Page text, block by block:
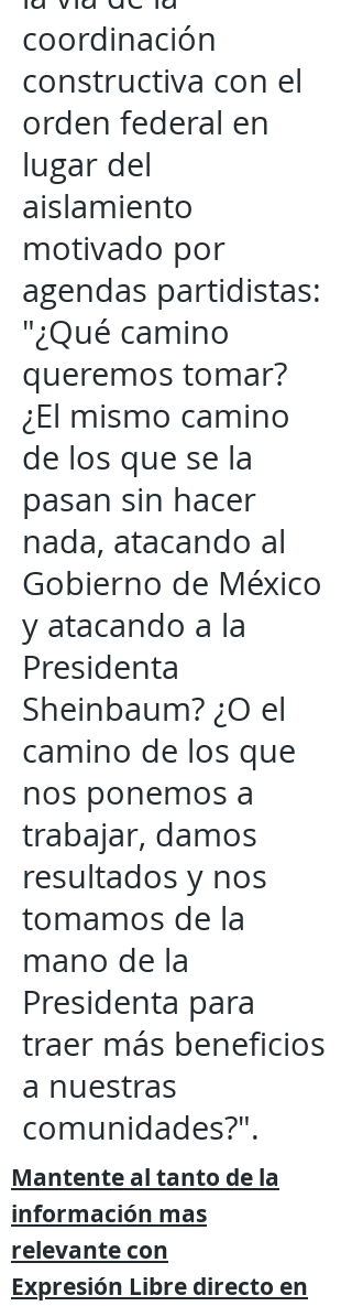
coordinación
constructiva con el
orden federal en
lugar del
aislamiento
motivado por
agendas partidistas:
"¿Qué camino
queremos tomar?
¿El mismo camino
de los que se la
pasan sin hacer
nada, atacando al
Gobierno de México
y atacando a la
Presidenta
Sheinbaum? ¿O el
camino de los que
nos ponemos a
trabajar, damos
resultados y nos
tomamos de la
mano de la
Presidenta para
traer más beneficios
a nuestras
comunidades?".
Mantente al tanto de la
información mas
relevante con
Expresión Libre directo en